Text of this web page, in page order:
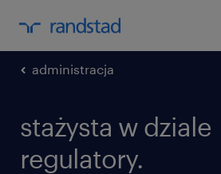
administracja
stażysta w dziale
regulatory.